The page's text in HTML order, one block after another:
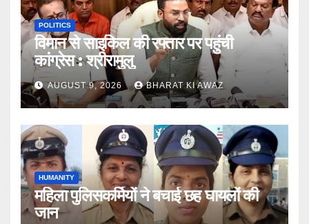
POLITICS
विमान से साइकिल की रफ्तार पर पहुंची
कांग्रेस : श्रीरामुलु
AUGUST 9, 2026 BHARAT KI AWAZ
HUMANITY
महिला पुलिसकर्मियों ने बचाई छह घायलों की
जान